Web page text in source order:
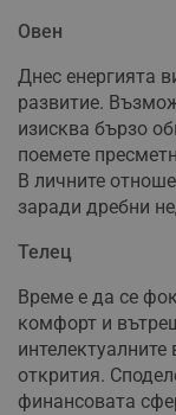
Овен
Днес енергията
развитие.
изисква бързо
поемете
В личните
заради дребни
Телец
Време е да се
комфорт и
открития.
финансовата